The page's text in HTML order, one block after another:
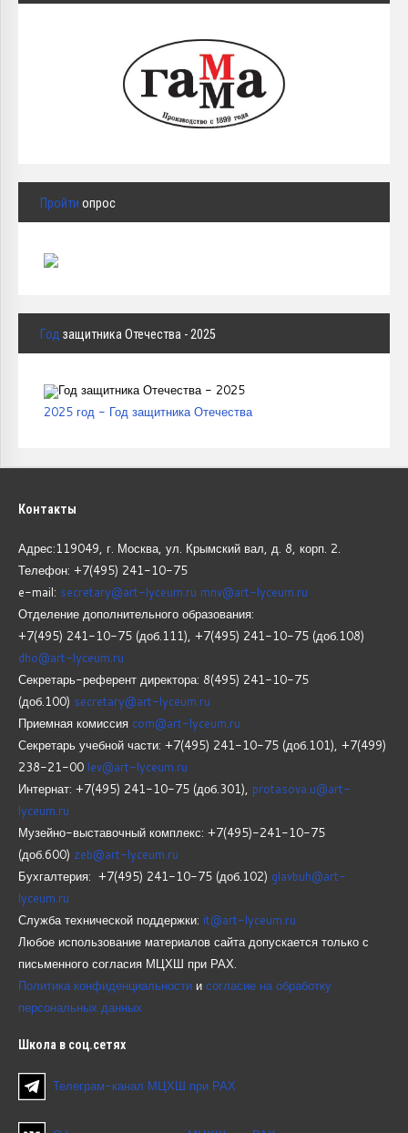
Пройти опрос
Год защитника Отечества - 2025
2025 год - Год защитника Отечества
Контакты
Адрес:119049, г. Москва, ул. Крымский вал, д. 8, корп. 2.
Телефон: +7(495) 241-10-75
e-mail: secretary@art-lyceum.ru mnv@art-lyceum.ru
Отделение дополнительного образования:
+7(495) 241-10-75 (доб.111), +7(495) 241-10-75 (доб.108)
dho@art-lyceum.ru
Секретарь-референт директора: 8(495) 241-10-75
(доб.100) secretary@art-lyceum.ru
Приемная комиссия com@art-lyceum.ru
Секретарь учебной части: +7(495) 241-10-75 (доб.101), +7(499)
238-21-00 lev@art-lyceum.ru
Интернат: +7(495) 241-10-75 (доб.301), protasova.u@art-
lyceum.ru
Музейно-выставочный комплекс: +7(495)-241-10-75
(доб.600) zeb@art-lyceum.ru
Бухгалтерия: +7(495) 241-10-75 (доб.102) glavbuh@art-
lyceum.ru
Служба технической поддержки: it@art-lyceum.ru
Любое использование материалов сайта допускается только с
письменного согласия МЦХШ при РАХ.
Политика конфиденциальности и согласие на обработку
персональных данных
Школа в соц.сетях
Телеграм-канал МЦХШ при РАХ